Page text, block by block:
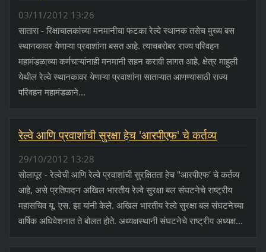
03/11/2012 13:26
सातारा - रिक्षाचालकांच्या मनमानीचा फटका रेल्वे स्थानक तसेच मुख्य बस
स्थानकावर येणाऱ्या प्रवाशांना बसत आहे. त्याचबरोबर राज्य परिवहन
महामंडळाच्या कर्मचाऱ्यांनाही मनमानी सहन करावी लागत आहे. क्षेत्र माहुली
येथील रेल्वे स्थानकावर येणाऱ्या प्रवाशांना साताऱ्यात आणण्यासाठी राज्य
परिवहन महामंडळाने...
रेल्वे आणि प्रवाशांची सुरक्षा हेच 'आरपीएफ' चे कर्तव्य
29/10/2012 13:28
सोलापूर - रेल्वेची आणि रेल्वे प्रवाशांची सुरक्षितता हेच "आरपीएफ' चे कर्तव्य
आहे, असे प्रतिपादन अखिल भारतीय रेल्वे सुरक्षा बल संघटनेचे राष्ट्रीय
महासचिव यू. एस. झा यांनी केले. अखिल भारतीय रेल्वे सुरक्षा बल संघटनेच्या
वार्षिक अधिवेशनात ते बोलत होते. अध्यक्षस्थानी संघटनेचे राष्ट्रीय अध्यक्ष...